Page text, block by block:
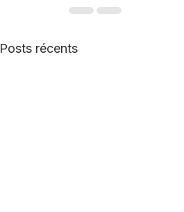
Posts récents